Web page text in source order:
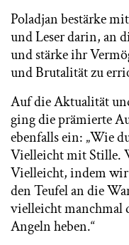
Poladjan bestärke
und Leser darin, an
und stärke ihr
und Brutalität zu
Auf die Aktualität
ging die prämierte
ebenfalls ein: „Wie
Vielleicht mit Stille.
Vielleicht, indem wir
den Teufel an die
vielleicht manchmal
Angeln heben.“